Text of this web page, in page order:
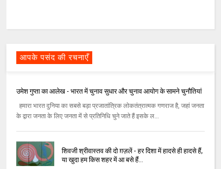
आपके पसंद की रचनाएँ
उमेश गुप्ता का आलेख - भारत में चुनाव सुधार और चुनाव आयोग के सामने चुनौतियां
हमारा भारत दुनिया का सबसे बड़ा प्रजातांत्रिक लोकतंत्रात्मक गणराज है, जहां जनता
के द्वारा जनता के लिए जनता में से प्रतिनिधि चुने जाते हैं इसके ल...
शिवजी श्रीवास्‍तव की दो ग़ज़लें - हर दिशा में हादसे ही हादसे हैं,
या खुदा हम किस शहर में आ बसे हैं...